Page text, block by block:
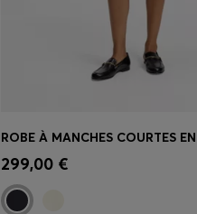
Achat rapide
taille)
299,00 €